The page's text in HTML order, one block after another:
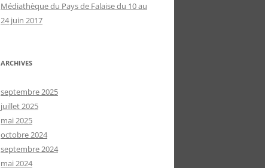
Médiathèque du Pays de Falaise du 10 au
24 juin 2017
ARCHIVES
septembre 2025
juillet 2025
mai 2025
octobre 2024
septembre 2024
mai 2024